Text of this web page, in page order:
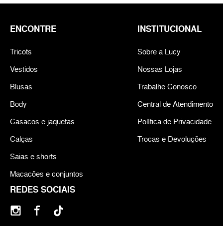
REDES SOCIAIS
ENCONTRE
Tricots
Vestidos
Blusas
Body
Casacos e jaquetas
Calças
Saias e shorts
Macacões e conjuntos
INSTITUCIONAL
Sobre a Lucy
Nossas Lojas
Trabalhe Conosco
Central de Atendimento
Política de Privacidade
Trocas e Devoluções